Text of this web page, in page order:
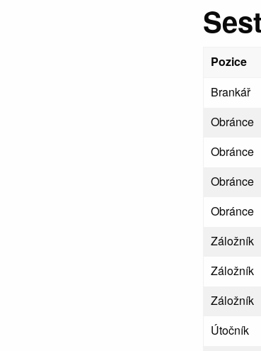
Pozice
Brankář
Obránce
Obránce
Obránce
Obránce
Záložník
Záložník
Záložník
Útočník